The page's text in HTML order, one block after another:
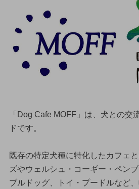
「Dog Cafe MOFF」は、犬との交
ドです。
既存の特定犬種に特化したカフェ
ズやウェルシュ・コーギー・ペン
ブルドッグ、トイ・プードルなど